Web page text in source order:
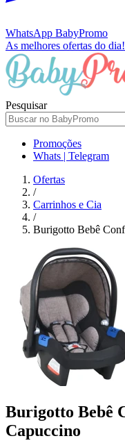
WhatsApp BabyPromo
As melhores ofertas do dia!
Pesquisar
Promoções
Whats | Telegram
Ofertas
/
Carrinhos e Cia
/
Burigotto Bebê
Burigotto Bebê
Capuccino